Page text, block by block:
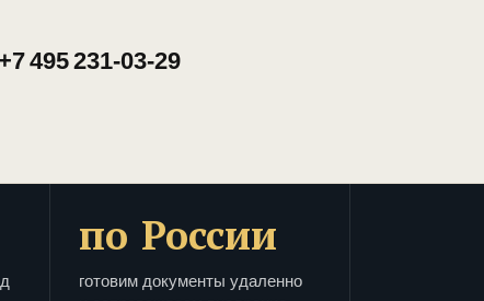
+7 495 231-03-29
по России
готовим документы удаленно